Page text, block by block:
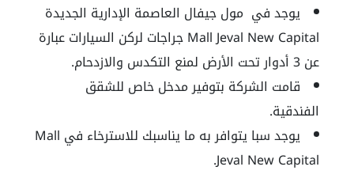
يوجد في مول جيفال العاصمة الإدارية الجديدة
Mall Jeval New Capitalجراجات لركن السيارات عبارة
عن 3 أدوار تحت الأرض لمنع التكدس والازدحام.
قامت الشركة بتوفير مدخل خاص للشقق
الفندقية.
يوجد سبا يتوافر به ما يناسبك للاسترخاء في Mall
Jeval New Capital
.